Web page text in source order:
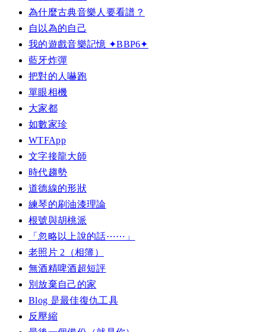
為什麼古典音樂人要看譜？
自以為的自己
我的遊戲音樂記憶 ✦BBP6✦
藍牙炸彈
把對的人嚇跑
單眼相機
大家都
如數家珍
WTFApp
文字接龍大師
時代趨勢
道德線的形狀
練琴的刷油漆理論
根號與胡桃派
「忽略以上說的話⋯⋯」
老照片 2（相簿）
無酒精啤酒超短評
別放棄自己的家
Blog 是最佳復仇工具
反壓縮